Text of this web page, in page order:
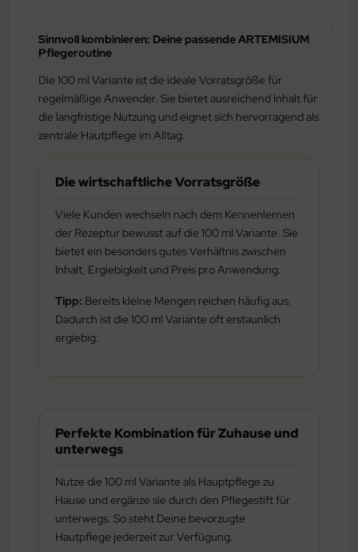
Sinnvoll kombinieren: Deine passende ARTEMISIUM
Pflegeroutine
Die 100 ml Variante ist die ideale Vorratsgröße für
regelmäßige Anwender. Sie bietet ausreichend Inhalt für
die langfristige Nutzung und eignet sich hervorragend als
zentrale Hautpflege im Alltag.
Die wirtschaftliche Vorratsgröße
Viele Kunden wechseln nach dem Kennenlernen
der Rezeptur bewusst auf die 100 ml Variante. Sie
bietet ein besonders gutes Verhältnis zwischen
Inhalt, Ergiebigkeit und Preis pro Anwendung.
Tipp: Bereits kleine Mengen reichen häufig aus.
Dadurch ist die 100 ml Variante oft erstaunlich
ergiebig.
Perfekte Kombination für Zuhause und
unterwegs
Nutze die 100 ml Variante als Hauptpflege zu
Hause und ergänze sie durch den Pflegestift für
unterwegs. So steht Deine bevorzugte
Hautpflege jederzeit zur Verfügung.